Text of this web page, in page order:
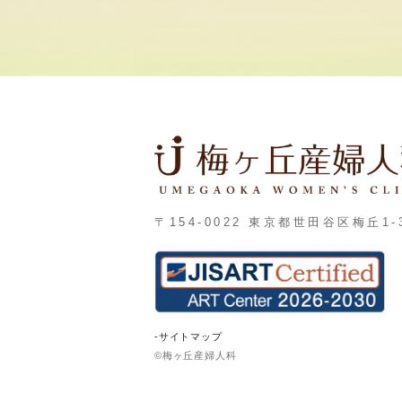
〒154-0022 東京都世田谷区梅丘
-サイトマップ
©梅ヶ丘産婦人科